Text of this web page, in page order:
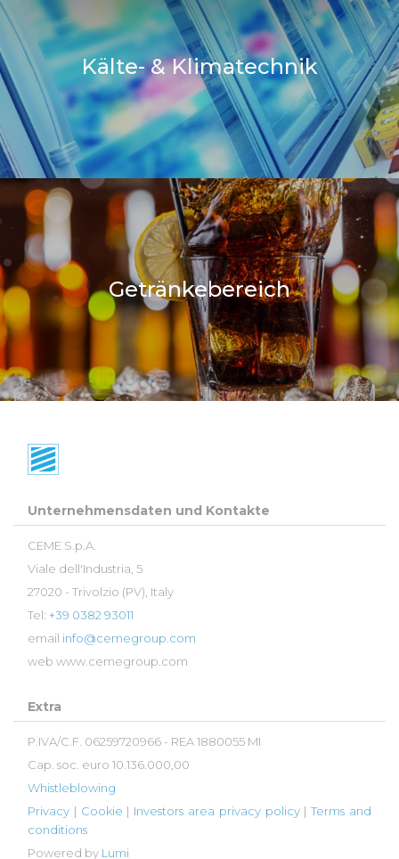
Kälte- & Klimatechnik
Getränkebereich
Unternehmensdaten und Kontakte
CEME S.p.A.
Viale dell'Industria, 5
27020 - Trivolzio (PV), Italy
Tel: +39 0382 93011
email info@cemegroup.com
web www.cemegroup.com
Extra
P.IVA/C.F. 06259720966 - REA 1880055 MI
Cap. soc. euro 10.136.000,00
Whistleblowing
Privacy | Cookie | Investors area privacy policy|Terms and
conditions
Powered by Lumi